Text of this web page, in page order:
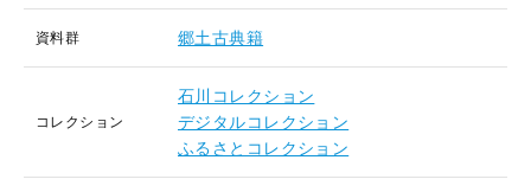
資料群 郷土古典籍
コレクション
石川コレクション
デジタルコレクション
ふるさとコレクション